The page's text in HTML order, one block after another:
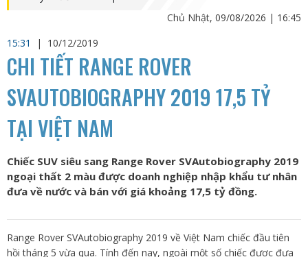
Chủ Nhật, 09/08/2026 | 16:45
15:31
| 10/12/2019
CHI TIẾT RANGE ROVER
SVAUTOBIOGRAPHY 2019 17,5 TỶ
TẠI VIỆT NAM
Chiếc SUV siêu sang Range Rover SVAutobiography 2019
ngoại thất 2 màu được doanh nghiệp nhập khẩu tư nhân
đưa về nước và bán với giá khoảng 17,5 tỷ đồng.
Range Rover SVAutobiography 2019 về Việt Nam chiếc đầu tiên
hồi tháng 5 vừa qua. Tính đến nay, ngoài một số chiếc được đưa